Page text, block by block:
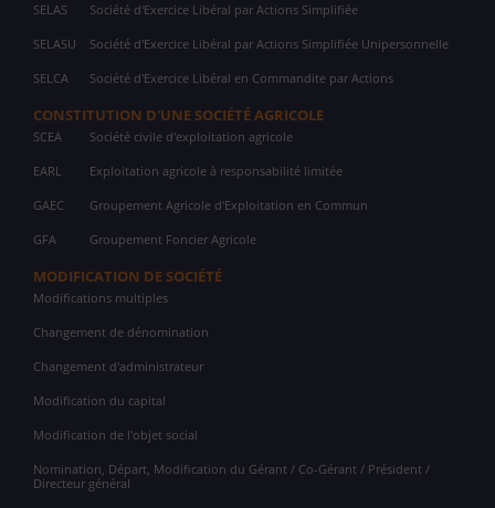
SELAS Société d'Exercice Libéral par Actions Simplifiée
SELASU Société d'Exercice Libéral par Actions Simplifiée Unipersonnelle
SELCA Société d'Exercice Libéral en Commandite par Actions
CONSTITUTION D'UNE SOCIÉTÉ AGRICOLE
SCEA Société civile d'exploitation agricole
EARL Exploitation agricole à responsabilité limitée
GAEC Groupement Agricole d'Exploitation en Commun
GFA Groupement Foncier Agricole
MODIFICATION DE SOCIÉTÉ
Modifications multiples
Changement de dénomination
Changement d'administrateur
Modification du capital
Modification de l'objet social
Nomination, Départ, Modification du Gérant / Co-Gérant / Président /
Directeur général